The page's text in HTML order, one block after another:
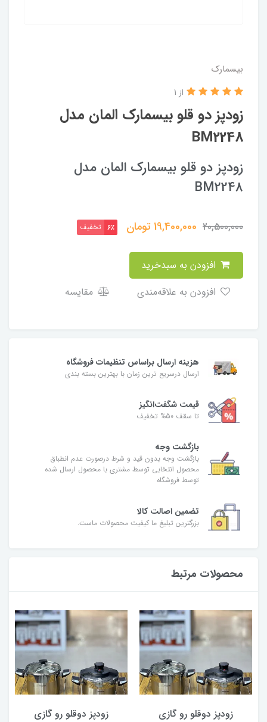
بیسمارک
زودپز دو قلو بیسمارک المان مدل
BM2248
از 1
زودپز دو قلو بیسمارک المان مدل
BM2248
20,500,000
19,400,000تومان 6٪ تخفیف
مقایسه
هزینه ارسال براساس تنظیمات فروشگاه
ارسال درسریع ترین زمان با بهترین بسته بندی
قیمت شگفت‌انگیز
تا سقف 50% تخفیف
بازگشت وجه
بازگشت وجه بدون قید و شرط درصورت عدم انطباق
محصول انتخابی توسط مشتری با محصول ارسال شده
توسط فروشگاه
تضمین اصالت کالا
بزرگترین تبلیغ ما کیفیت محصولات ماست.
محصولات مرتبط
زودپز دوقلو رو گازی
زودپز دوقلو رو گازی